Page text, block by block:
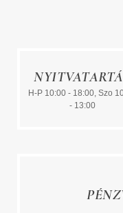
H-P 10:00 - 18:00, Szo
- 13:00